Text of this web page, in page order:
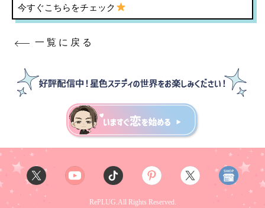
今すぐこちらをチェック
一覧に戻る
RePLUG.All Rights Reserved.